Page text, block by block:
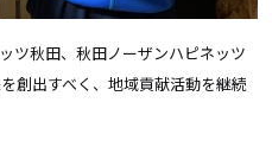
ツ秋田、秋田ノーザンハピネッツ
創出すべく、地域貢献活動を継続